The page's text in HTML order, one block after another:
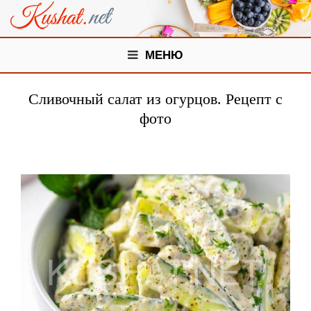
МЕНЮ
Сливочный салат из огурцов. Рецепт с
фото